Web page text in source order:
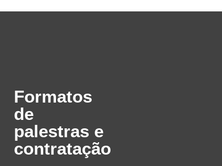
Formatos
de
palestras e
contratação